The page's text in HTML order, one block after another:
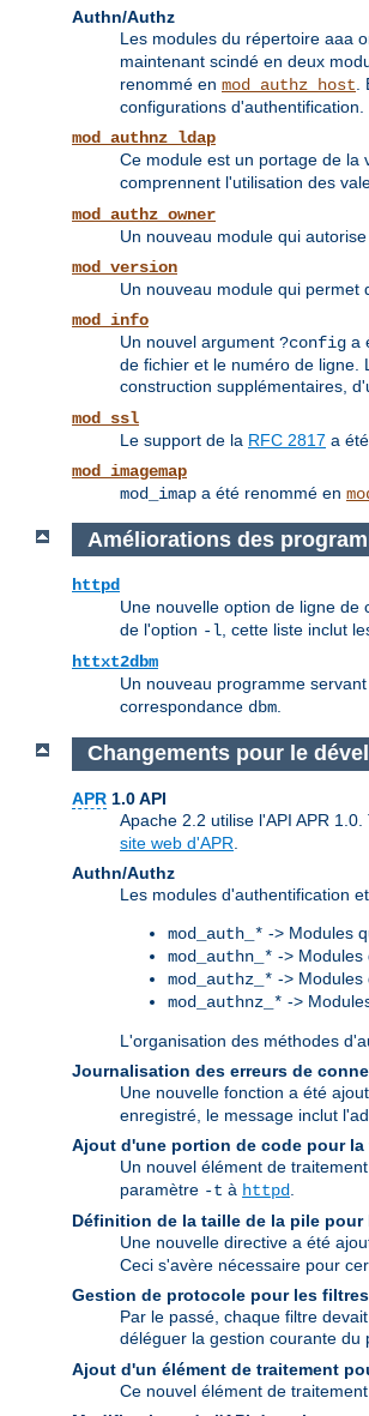
Authn/Authz
Les modules du répertoire aaa
maintenant scindé en deux
renommé en mod_authz_host
configurations d'authentification.
mod_authnz_ldap
Ce module est un portage de la
comprennent l'utilisation des
mod_authz_owner
Un nouveau module qui
mod_version
Un nouveau module qui permet
mod_info
Un nouvel argument ?config a
de fichier et le numéro de ligne.
construction supplémentaires,
mod_ssl
Le support de la RFC 2817 a
mod_imagemap
mod_imap a été renommé en
Améliorations des
httpd
Une nouvelle option de ligne de
de l'option -l, cette liste inclut
httxt2dbm
Un nouveau programme
correspondance dbm.
Changements pour le
APR 1.0 API
Apache 2.2 utilise l'API APR
site web d'APR
Authn/Authz
Les modules d'authentification
mod_auth_* -> Modules
mod_authn_* -> Modules
mod_authz_* -> Modules
mod_authnz_* ->
L'organisation des méthodes
Journalisation des erreurs de
Une nouvelle fonction a été
enregistré, le message inclut
Ajout d'une portion de code pour
Un nouvel élément de
paramètre -t à httpd
Définition de la taille de la pile
Une nouvelle directive a été
Ceci s'avère nécessaire pour
Gestion de protocole pour les
Par le passé, chaque filtre
déléguer la gestion courante du
Ajout d'un élément de traitement
Ce nouvel élément de